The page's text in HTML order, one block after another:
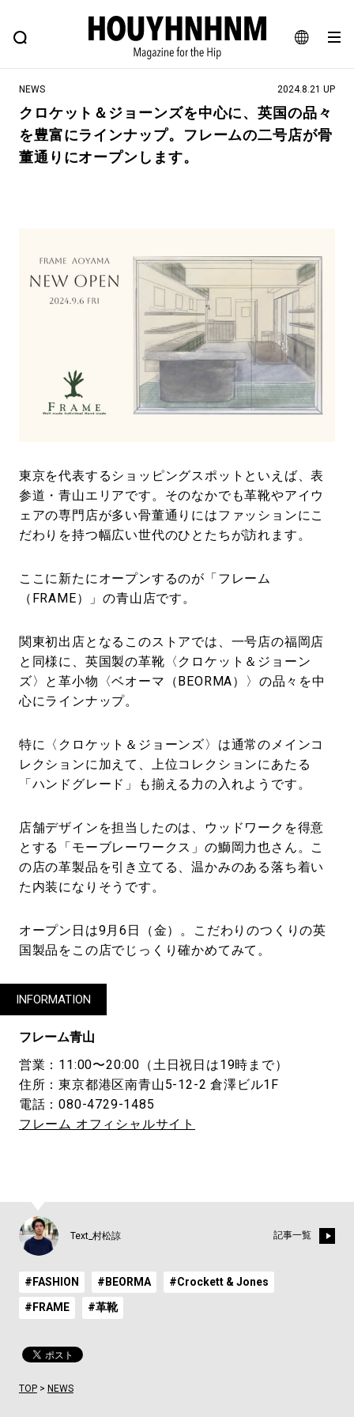
JA
EN
FEATURE BLOG SNAP
ヒップなファッション、カルチャー、ライフスタイルWEBマガジン
#注目のタグ
#GH 銘品の所以 #フイナムのYouTube
#Commune H #FOCUS IT #AH.H
#FASHION #MUSIC #MOVIE
#SNEAKER #OUTDOOR
#SPORTS #HANDSOME HANDBOOK
NEWS 2024.8.21 UP
クロケット＆ジョーンズを中心に、英国の品々
を豊富にラインナップ。フレームの二号店が骨
董通りにオープンします。
東京を代表するショッピングスポットといえば、表
参道・青山エリアです。そのなかでも革靴やアイウ
ェアの専門店が多い骨董通りにはファッションにこ
だわりを持つ幅広い世代のひとたちが訪れます。
ここに新たにオープンするのが「フレーム
（FRAME）」の青山店です。
関東初出店となるこのストアでは、一号店の福岡店
と同様に、英国製の革靴〈クロケット＆ジョーン
ズ〉と革小物〈ベオーマ（BEORMA）〉の品々を中
心にラインナップ。
特に〈クロケット＆ジョーンズ〉は通常のメインコ
レクションに加えて、上位コレクションにあたる
「ハンドグレード」も揃える力の入れようです。
店舗デザインを担当したのは、ウッドワークを得意
とする「モーブレーワークス」の鰤岡力也さん。こ
の店の革製品を引き立てる、温かみのある落ち着い
た内装になりそうです。
オープン日は9月6日（金）。こだわりのつくりの英
国製品をこの店でじっくり確かめてみて。
INFORMATION
フレーム⻘山
営業：11:00〜20:00（土日祝日は19時まで）
住所：東京都港区南⻘山5-12-2 倉澤ビル1F
電話：080-4729-1485
フレーム オフィシャルサイト
Text_村松諒 記事一覧
#FASHION #BEORMA #Crockett & Jones
#FRAME #革靴
TOP> NEWS